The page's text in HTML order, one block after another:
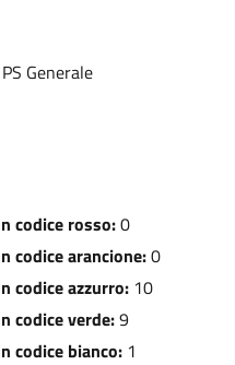
Generale
codice rosso:0
codice arancione:0
codice azzurro: 10
codice verde:9
codice bianco: 1